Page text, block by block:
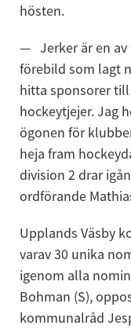
hösten.
Jerker är en
förebild som lagt
hitta sponsorer
hockeytjejer. Jag
ögonen för
heja fram
division 2 drar
ordförande
Upplands Väsby
varav 30 unika
igenom alla
Bohman (S),
kommunalråd